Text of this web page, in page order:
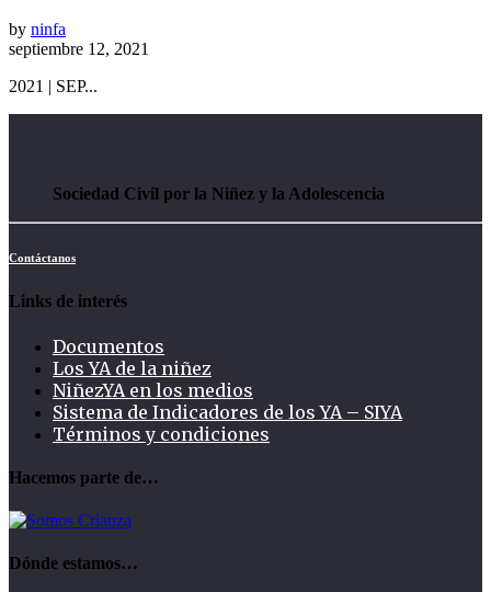
by ninfa
septiembre 12, 2021
2021 | SEP...
Sociedad Civil por la Niñez y la Adolescencia
Contáctanos
Links de interés
Documentos
Los YA de la niñez
NiñezYA en los medios
Sistema de Indicadores de los YA – SIYA
Términos y condiciones
Hacemos parte de…
Dónde estamos…